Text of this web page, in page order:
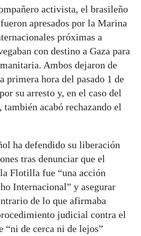
activista, el brasileño
apresados por la Marina
próximas a
con destino a Gaza para
Ambos dejaron de
primera hora del pasado 1 de
su arresto y, en el caso del
acabó rechazando el
ha defendido su liberación
tras denunciar que el
Flotilla fue “una acción
Internacional” y asegurar
de lo que afirmaba
judicial contra el
“ni de cerca ni de lejos”